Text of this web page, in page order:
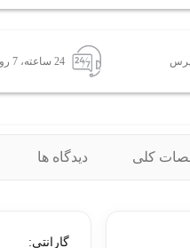
24 ساعته، 7 روز هفته
کلی دیدگاه ها
گارانتی: